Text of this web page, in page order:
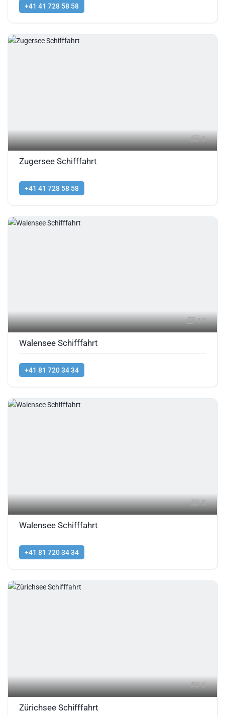
+41 41 728 58 58
6
Zugersee Schifffahrt
+41 41 728 58 58
17
Walensee Schifffahrt
+41 81 720 34 34
5
Walensee Schifffahrt
+41 81 720 34 34
6
Zürichsee Schifffahrt